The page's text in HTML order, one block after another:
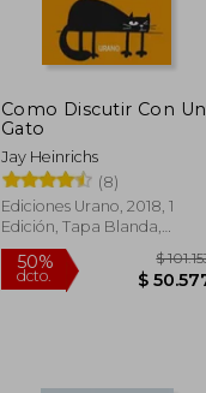
Como Discutir Con Un
Gato
Jay Heinrichs
(8)
Ediciones Urano, 2018, 1
Edición, Tapa Blanda,
Nuevo